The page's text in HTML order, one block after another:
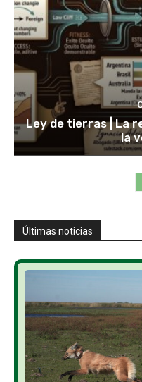
Ley de tierras | La
la
Últimas noticias